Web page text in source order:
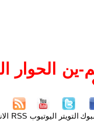
الحوار
التويتر اليوتيوب RSS